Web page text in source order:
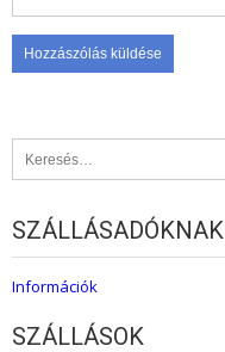
Keresés:
SZÁLLÁSADÓKNAK
Információk
SZÁLLÁSOK